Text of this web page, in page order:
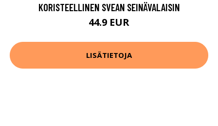
KORISTEELLINEN SVEAN SEINÄVALAISIN
44.9 EUR
LISÄTIETOJA